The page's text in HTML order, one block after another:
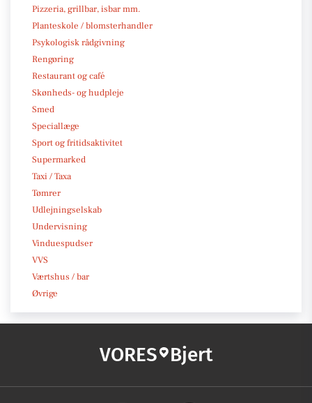
Pizzeria, grillbar, isbar mm.
Planteskole / blomsterhandler
Psykologisk rådgivning
Rengøring
Restaurant og café
Skønheds- og hudpleje
Smed
Speciallæge
Sport og fritidsaktivitet
Supermarked
Taxi / Taxa
Tømrer
Udlejningselskab
Undervisning
Vinduespudser
VVS
Værtshus / bar
Øvrige
VORES Bjert